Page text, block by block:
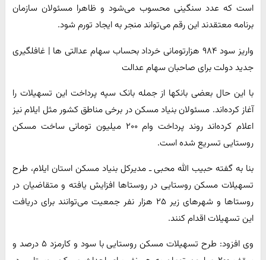
است که عدد سنگینی محسوب می‌شود و ظاهرا مسئولان سازمان
برنامه معتقدند این رقم می‌تواند منجر به ایجاد تورم شود.
واریز سود ۹۸۴ هزارتومانی خرداد بحساب سهام عدالتی ها | غافلگیری
جدید دولت برای صاحبان سهام عدالت
با این حال بعضی بانکها از جمله بانک سپه پرداخت این تسهیلات را
آغاز کرده‌اند. مسئولان بنیاد مسکن در برخی مناطق کشور مثل ایلام نیز
اعلام کرده‌اند روند پرداخت وام ۲۰۰ میلیون تومانی ساخت مسکن
روستایی تسریع شده است.
بنا به گفته حبیب الله محبی ـ مدیرکل بنیاد مسکن استان ایلام، طرح
تسهیلات مسکن روستایی در روستاها افزایش یافته و متقاضیان در
روستاها و شهرهای زیر ۲۵ هزار نفر جمعیت می‌توانند برای دریافت
این تسهیلات اقدام کنند.
وی افزود: طرح تسهیلات مسکن روستایی با سود و کارمزد ۵ درصد و